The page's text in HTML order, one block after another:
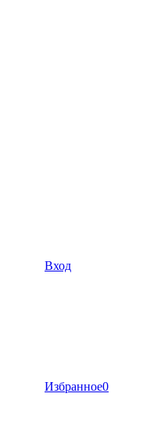
Вход
Избранное0